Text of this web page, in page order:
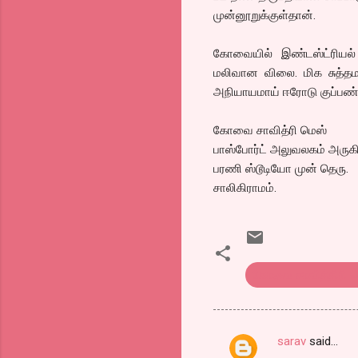
முன்னூறுக்குள்தான்.
கோவையில் இண்டஸ்ட்ரியல்
மலிவான விலை. மிக
அநியாயமாய் ஈரோடு
கோவை சாவித்ரி மெஸ்
பாஸ்போர்ட் அலுவலகம்
பரணி ஸ்டூடியோ முன் தெரு.
சாலிகிராமம்.
C
sarav said…